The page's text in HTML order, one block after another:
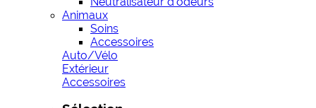
Animaux
Soins
Accessoires
Auto/Vélo
Extérieur
Accessoires